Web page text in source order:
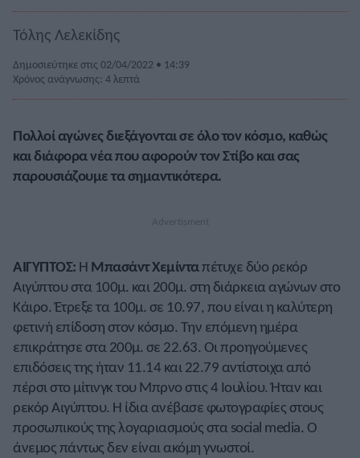
Τόλης Λελεκίδης
Δημοσιεύτηκε στις 02/04/2022 • 14:39
Χρόνος ανάγνωσης: 4 λεπτά
Πολλοί αγώνες διεξάγονται σε όλο τον κόσμο, καθώς
και διάφορα νέα που αφορούν τον Στίβο και σας
παρουσιάζουμε τα σημαντικότερα.
ΑΙΓΥΠΤΟΣ: Η Μπασάντ Χεμίνταπέτυχε δύο ρεκόρ
Αιγύπτου στα 100μ. και 200μ. στη διάρκεια αγώνων στο
Κάιρο. Έτρεξε τα 100μ. σε 10.97, που είναι η καλύτερη
φετινή επίδοση στον κόσμο. Την επόμενη ημέρα
επικράτησε στα 200μ. σε 22.63. Οι προηγούμενες
επιδόσεις της ήταν 11.14 και 22.79 αντίστοιχα από
πέρσι στο μίτινγκ του Μπρνο στις 4 Ιουλίου. Ήταν και
ρεκόρ Αιγύπτου. Η ίδια ανέβασε φωτογραφίες στους
προσωπικούς της λογαριασμούς στα social media. Ο
άνεμος πάντως δεν είναι ακόμη γνωστοί.